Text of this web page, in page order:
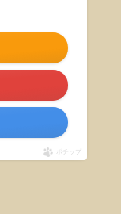
ポチップ